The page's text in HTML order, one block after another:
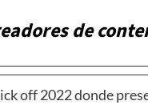
de
off 2022 donde